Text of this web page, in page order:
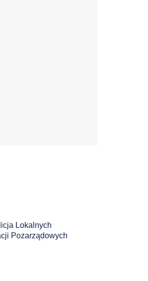
Lokalnych
Pozarządowych